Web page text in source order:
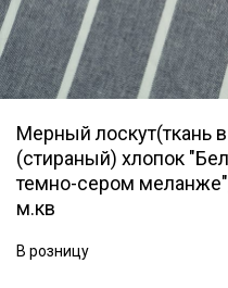
Мерный лоскут(ткань
(стираный) хлопок
темно-сером
м.кв
В розницу